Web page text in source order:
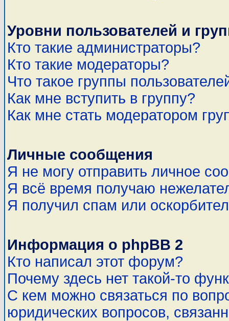
Уровни пользователей и
Кто такие администраторы?
Кто такие модераторы?
Что такое группы
Как мне вступить в группу?
Как мне стать модератором
Личные сообщения
Я не могу отправить личное
Я всё время получаю
Я получил спам или
Информация о phpBB 2
Кто написал этот форум?
Почему здесь нет такой-то
С кем можно связаться по
юридических вопросов,